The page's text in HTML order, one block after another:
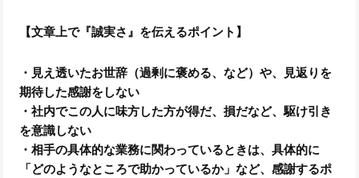
【文章上で『誠実さ』を伝えるポイント】
・見え透いたお世辞（過剰に褒める、など）や、見返りを
期待した感謝をしない
・社内でこの人に味方した方が得だ、損だなど、駆け引き
を意識しない
・相手の具体的な業務に関わっているときは、具体的に
「どのようなところで助かっているか」など、感謝するポ